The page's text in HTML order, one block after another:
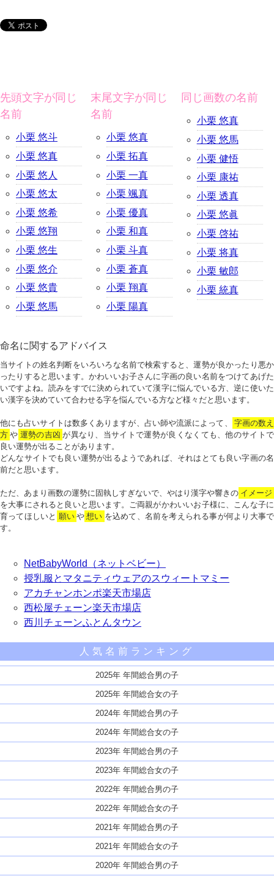
先頭文字が同じ
名前
小栗 悠斗
小栗 悠真
小栗 悠人
小栗 悠太
小栗 悠希
小栗 悠翔
小栗 悠生
小栗 悠介
小栗 悠貴
小栗 悠馬
末尾文字が同じ
名前
小栗 悠真
小栗 拓真
小栗 一真
小栗 颯真
小栗 優真
小栗 和真
小栗 斗真
小栗 蒼真
小栗 翔真
小栗 陽真
同じ画数の名前
小栗 悠真
小栗 悠馬
小栗 健悟
小栗 康祐
小栗 透真
小栗 悠眞
小栗 啓祐
小栗 将真
小栗 敏郎
小栗 統真
命名に関するアドバイス
当サイトの姓名判断をいろいろな名前で検索すると、運勢が良かったり悪か
ったりすると思います。かわいいお子さんに字画の良い名前をつけてあげた
いですよね。読みをすでに決められていて漢字に悩んでいる方、逆に使いた
い漢字を決めていて合わせる字を悩んでいる方など様々だと思います。
他にも占いサイトは数多くありますが、占い師や流派によって、
字画の数え
方 や 運勢の吉凶 が異なり、当サイトで運勢が良くなくても、他のサイトで
良い運勢が出ることがあります。
どんなサイトでも良い運勢が出るようであれば、それはとても良い字画の名
前だと思います。
ただ、あまり画数の運勢に固執しすぎないで、やはり漢字や響きの イメージ
を大事にされると良いと思います。ご両親がかわいいお子様に、こんな子に
育ってほしいと 願い や 想い を込めて、名前を考えられる事が何より大事で
す。
NetBabyWorld（ネットベビー）
授乳服とマタニティウェアのスウィートマミー
アカチャンホンポ楽天市場店
西松屋チェーン楽天市場店
西川チェーンふとんタウン
人気名前ランキング
2025年 年間総合男の子
2025年 年間総合女の子
2024年 年間総合男の子
2024年 年間総合女の子
2023年 年間総合男の子
2023年 年間総合女の子
2022年 年間総合男の子
2022年 年間総合女の子
2021年 年間総合男の子
2021年 年間総合女の子
2020年 年間総合男の子